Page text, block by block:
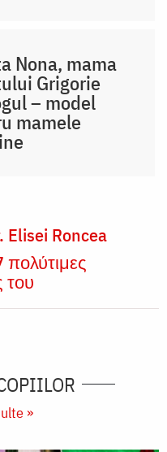
Nona, mama
Grigorie
– model
mamele
Elisei Roncea
πολύτιμες
του
»